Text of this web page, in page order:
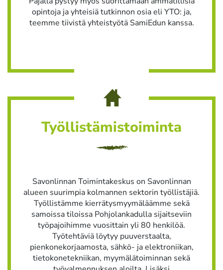
opintoja ja yhteisiä tutkinnon osia eli YTO: ja,
teemme tiivistä yhteistyötä SamiEdun kanssa.
Työllistämistoiminta
Savonlinnan Toimintakeskus on Savonlinnan
alueen suurimpia kolmannen sektorin työllistäjiä.
Työllistämme kierrätysmyymäläämme sekä
samoissa tiloissa Pohjolankadulla sijaitseviin
työpajoihimme vuosittain yli 80 henkilöä.
Työtehtäviä löytyy puuverstaalta,
pienkonekorjaamosta, sähkö- ja elektroniikan,
tietokonetekniikan, myymälätoiminnan sekä